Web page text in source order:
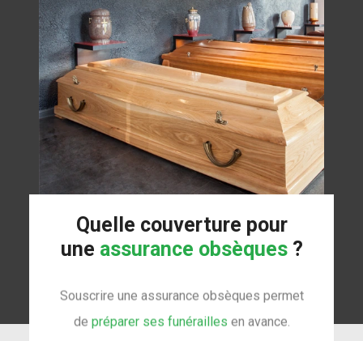
Quelle couverture pour
une assurance obsèques?
en avance.
Cette démarche soulage les proches